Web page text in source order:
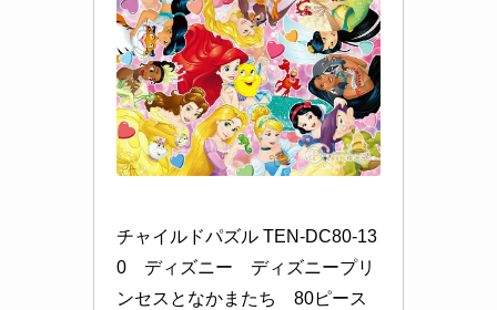
チャイルドパズル TEN-DC80-13
0　ディズニー　ディズニープリ
ンセスとなかまたち　80ピース